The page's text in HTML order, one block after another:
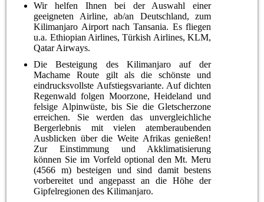
Wir helfen Ihnen bei der Auswahl einer
geeigneten Airline, ab/an Deutschland, zum
Kilimanjaro Airport nach Tansania. Es fliegen
u.a. Ethiopian Airlines, Türkish Airlines, KLM,
Qatar Airways.
Die Besteigung des Kilimanjaro auf der
Machame Route gilt als die schönste und
eindrucksvollste Aufstiegsvariante. Auf dichten
Regenwald folgen Moorzone, Heideland und
felsige Alpinwüste, bis Sie die Gletscherzone
erreichen. Sie werden das unvergleichliche
Bergerlebnis mit vielen atemberaubenden
Ausblicken über die Weite Afrikas genießen!
Zur Einstimmung und Akklimatisierung
können Sie im Vorfeld optional den Mt. Meru
(4566 m) besteigen und sind damit bestens
vorbereitet und angepasst an die Höhe der
Gipfelregionen des Kilimanjaro.